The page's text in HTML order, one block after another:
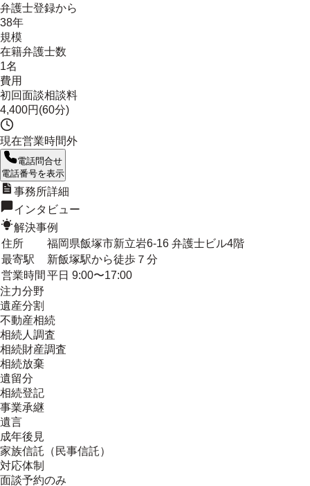
弁護士登録から
38年
規模
在籍弁護士数
1名
費用
初回面談相談料
4,400円(60分)
現在営業時間外
電話問合せ
電話番号を表示
事務所詳細
インタビュー
解決事例
住所
福岡県飯塚市新立岩6-16 弁護士ビル4階
最寄駅
新飯塚駅から徒歩７分
営業時間 平日 9:00〜17:00
注力分野
遺産分割
不動産相続
相続人調査
相続財産調査
相続放棄
遺留分
相続登記
事業承継
遺言
成年後見
家族信託（民事信託）
対応体制
面談予約のみ